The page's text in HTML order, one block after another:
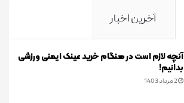
آخرین اخبار
آنچه لازم است در هنگام خرید عینک ایمنی ورزشی
بدانیم!
2 مرداد 1403